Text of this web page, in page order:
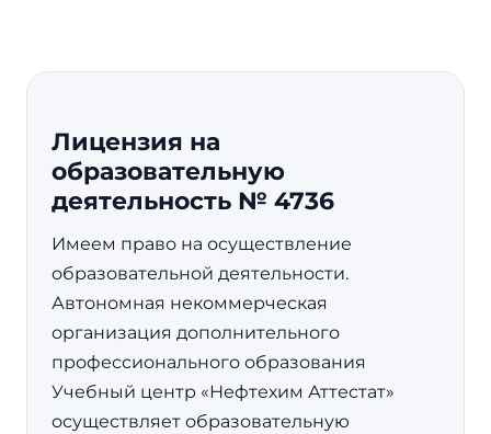
Лицензия на
образовательную
деятельность № 4736
Имеем право на осуществление
образовательной деятельности.
Автономная некоммерческая
организация дополнительного
профессионального образования
Учебный центр «Нефтехим Аттестат»
осуществляет образовательную